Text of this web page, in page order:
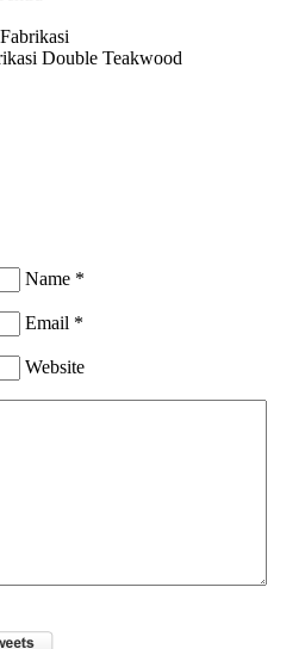
Double Teakwood
Name *
Email *
Website